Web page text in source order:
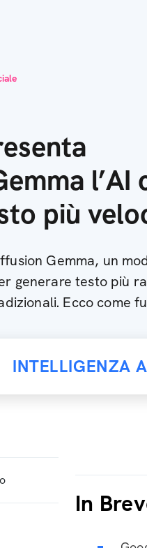
l’AI
più
Gemma, un
generare testo più
Ecco come
INTELLIGENZA
In